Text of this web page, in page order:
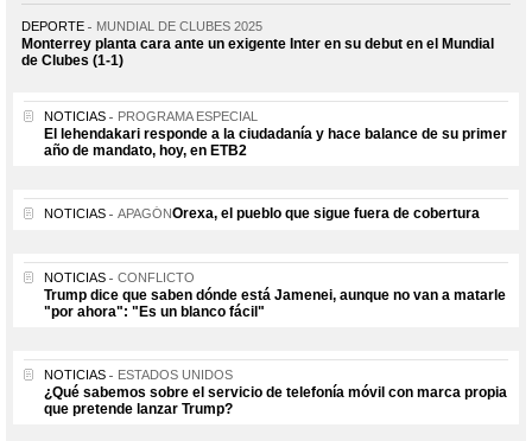
DEPORTE MUNDIAL DE CLUBES 2025
Monterrey planta cara ante un exigente Inter en su debut en el Mundial
de Clubes (1-1)
NOTICIAS PROGRAMA ESPECIAL
El lehendakari responde a la ciudadanía y hace balance de su primer
año de mandato, hoy, en ETB2
NOTICIAS APAGÓNOrexa, el pueblo que sigue fuera de cobertura
NOTICIAS CONFLICTO
Trump dice que saben dónde está Jamenei, aunque no van a matarle
"por ahora": "Es un blanco fácil"
NOTICIAS ESTADOS UNIDOS
¿Qué sabemos sobre el servicio de telefonía móvil con marca propia
que pretende lanzar Trump?